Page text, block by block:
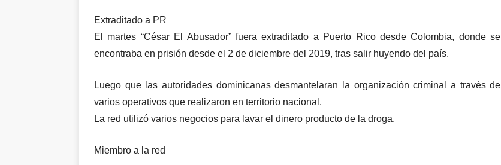
Extraditado a PR
El martes “César El Abusador” fuera extraditado a Puerto Rico desde Colombia, donde se
encontraba en prisión desde el 2 de diciembre del 2019, tras salir huyendo del país.
Luego que las autoridades dominicanas desmantelaran la organización criminal a través de
varios operativos que realizaron en territorio nacional.
La red utilizó varios negocios para lavar el dinero producto de la droga.
Miembro a la red